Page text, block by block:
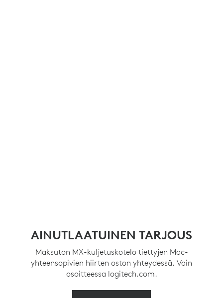
AINUTLAATUINEN TARJOUS
Maksuton MX-kuljetuskotelo tiettyjen Mac-
yhteensopivien hiirten oston yhteydessä. Vain
osoitteessa logitech.com.